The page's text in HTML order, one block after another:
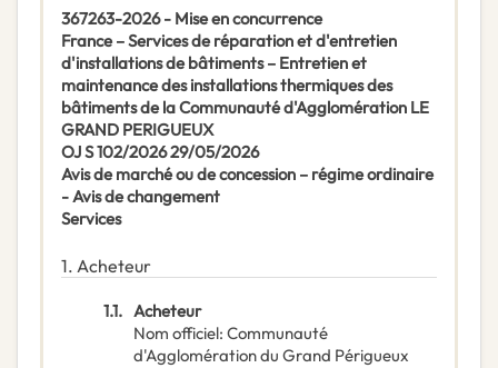
367263-2026 - Mise en concurrence
France – Services de réparation et d'entretien
d'installations de bâtiments – Entretien et
maintenance des installations thermiques des
bâtiments de la Communauté d'Agglomération LE
GRAND PERIGUEUX
OJ S 102/2026 29/05/2026
Avis de marché ou de concession – régime ordinaire
- Avis de changement
Services
1. Acheteur
1.1. Acheteur
Nom officiel: Communauté
d'Agglomération du Grand Périgueux